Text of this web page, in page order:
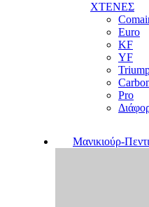
ΧΤΕΝΕΣ
Euro
KF
YF
Pro
Μανικιούρ-